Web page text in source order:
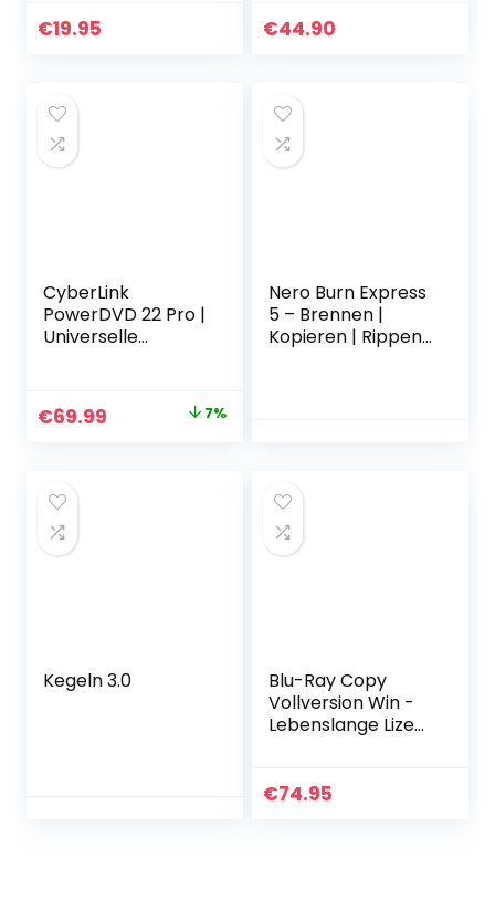
Ansichtskarten –
waltung
€19.95
Card) #PKC
€44.90
CyberLink
PowerDVD 22 Pro |
Universelle
| Lebenslange
Lizenz | BOX |
Original
€74.99.
€69.99 7%
Nero Burn Express
5 – Brennen |
Kopieren | Rippen |
Kegeln 3.0
Blu-Ray Copy
Vollversion Win -
Lebenslange Lizenz
Datenträger)
€74.95